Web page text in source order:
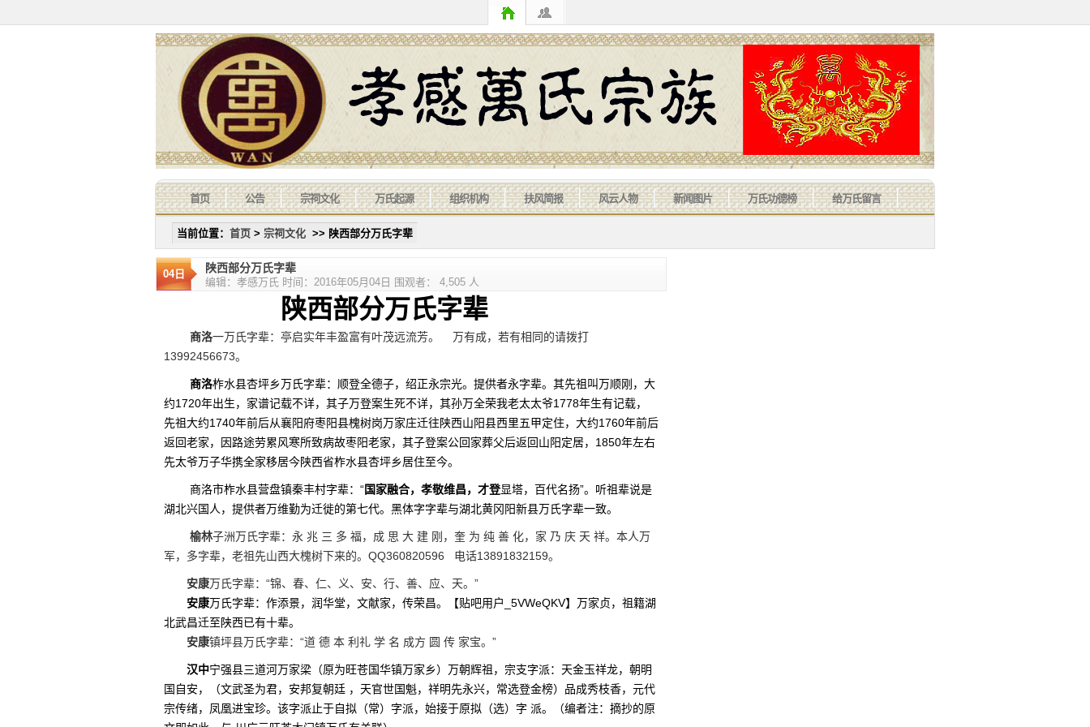
首页 公告 宗祠文化 万氏起源 组织机构 扶风简报 风云人物 新闻图片 万氏功德榜 给万氏留言
当前位置： 首页 > 宗祠文化 >> 陕西部分万氏字辈
04日 陕西部分万氏字辈
编辑：孝感万氏 时间：2016年05月04日 围观者： 4,505 人
陕西部分万氏字辈
商洛一万氏字辈：亭启实年丰盈富有叶茂远流芳。 万有成，若有相同的请拨打
13992456673。
商洛柞水县杏坪乡万氏字辈：顺登全德子，绍正永宗光。提供者永字辈。其先祖叫万顺刚，大
约1720年出生，家谱记载不详，其子万登案生死不详，其孙万全荣我老太太爷1778年生有记载，
先祖大约1740年前后从襄阳府枣阳县槐树岗万家庄迁往陕西山阳县西里五甲定住，大约1760年前后
返回老家，因路途劳累风寒所致病故枣阳老家，其子登案公回家葬父后返回山阳定居，1850年左右
先太爷万子华携全家移居今陕西省柞水县杏坪乡居住至今。
商洛市柞水县营盘镇秦丰村字辈：“国家融合，孝敬维昌，才登显塔，百代名扬”。听祖辈说是
湖北兴国人，提供者万维勤为迁徙的第七代。黑体字字辈与湖北黄冈阳新县万氏字辈一致。
榆林子洲万氏字辈：永 兆 三 多 福，成 思 大 建 刚，奎 为 纯 善 化，家 乃 庆 天 祥。本人万
军，多字辈，老祖先山西大槐树下来的。QQ360820596 电话13891832159。
安康万氏字辈：“锦、春、仁、义、安、行、善、应、天。”
安康万氏字辈：作添景，润华堂，文献家，传荣昌。【贴吧用户_5VWeQKV】万家贞，祖籍湖
北武昌迁至陕西已有十辈。
安康镇坪县万氏字辈：“道 德 本 利礼 学 名 成方 圆 传 家宝。”
汉中宁强县三道河万家梁（原为旺苍国华镇万家乡）万朝辉祖，宗支字派：天金玉祥龙，朝明
国自安，（文武圣为君，安邦复朝廷 ，天官世国魁，祥明先永兴，常选登金榜）品成秀枝香，元代
宗传绪，凤凰进宝珍。该字派止于自拟（常）字派，始接于原拟（选）字 派。（编者注：摘抄的原